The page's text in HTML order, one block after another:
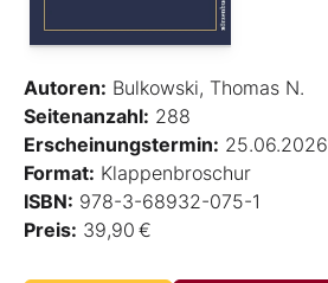
Autoren: Bulkowski, Thomas N.
Seitenanzahl: 288
Erscheinungstermin: 25.06.2026
Format: Klappenbroschur
ISBN: 978-3-68932-075-1
Preis: 39,90 €